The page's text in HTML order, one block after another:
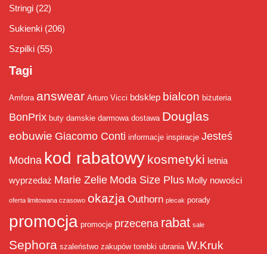
Stringi (22)
Sukienki (206)
Szpilki (55)
Tagi
Amfora answear Arturo Vicci bdsklep bialcon biżuteria
BonPrix buty damskie darmowa dostawa Douglas
eobuwie Giacomo Conti informacje inspiracje Jesteś
Modna kod rabatowy kosmetyki letnia
wyprzedaż Marie Zelie Moda Size Plus Molly nowości
oferta limitowana czasowo okazja Outhorn plecak porady
promocja promocje przecena rabat sale
Sephora szaleństwo zakupów torebki ubrania W.Kruk